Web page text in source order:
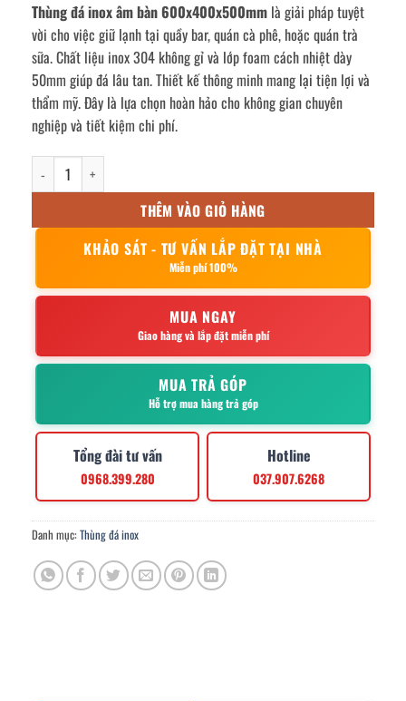
Thùng đá inox âm bàn 600x400x500mm là giải pháp tuyệt
vời cho việc giữ lạnh tại quầy bar, quán cà phê, hoặc quán trà
sữa. Chất liệu inox 304 không gỉ và lớp foam cách nhiệt dày
50mm giúp đá lâu tan. Thiết kế thông minh mang lại tiện lợi và
thẩm mỹ. Đây là lựa chọn hoàn hảo cho không gian chuyên
nghiệp và tiết kiệm chi phí.
thùng đá inox âm bàn 600x400x500mm số lượng
THÊM VÀO GIỎ HÀNG
KHẢO SÁT - TƯ VẤN LẮP ĐẶT TẠI NHÀ
Miễn phí 100%
MUA NGAY
Giao hàng và lắp đặt miễn phí
MUA TRẢ GÓP
Hỗ trợ mua hàng trả góp
Tổng đài tư vấn
0968.399.280
Hotline
037.907.6268
Danh mục: Thùng đá inox